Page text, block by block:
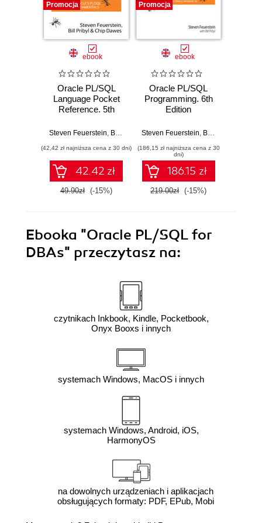
Promocja
ebook
Oracle PL/SQL
Language Pocket
Reference. 5th
Steven Feuerstein Bill Pribyl ,Chip Dawes
(42,42 zł najniższa cena z 30 dni)
42.42 zł
49.90zł (-15%)
Promocja
ebook
Oracle PL/SQL
Programming. 6th
Edition
Steven Feuerstein Bill Pribyl
(186,15 zł najniższa cena z 30
dni)
186.15 zł
219.00zł (-15%)
Ebooka "Oracle PL/SQL for
DBAs" przeczytasz na:
czytnikach Inkbook, Kindle, Pocketbook,
Onyx Booxs i innych
systemach Windows, MacOS i innych
systemach Windows, Android, iOS,
HarmonyOS
na dowolnych urządzeniach i aplikacjach
obsługujących formaty: PDF, EPub, Mobi